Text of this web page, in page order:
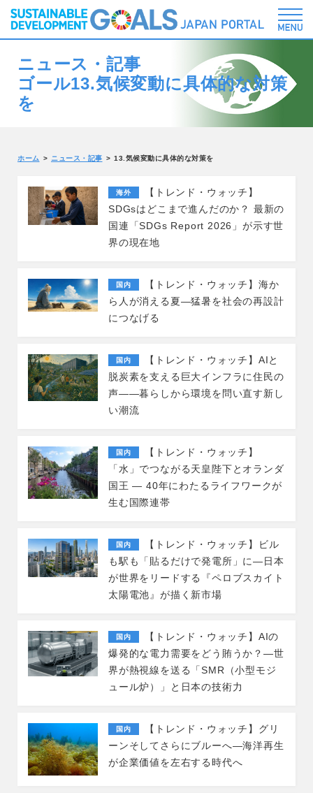
ニュース・記事
ゴール13.気候変動に具体的な対策
を
ホーム ニュース・記事 13.気候変動に具体的な対策を
海外
【トレンド・ウォッチ】
SDGsはどこまで進んだのか？ 最新の
国連「SDGs Report 2026」が示す世
界の現在地
国内
【トレンド・ウォッチ】海か
ら人が消える夏―猛暑を社会の再設計
につなげる
国内
【トレンド・ウォッチ】AIと
脱炭素を支える巨大インフラに住民の
声――暮らしから環境を問い直す新し
い潮流
国内
【トレンド・ウォッチ】
「水」でつながる天皇陛下とオランダ
国王 — 40年にわたるライフワークが
生む国際連帯
国内
【トレンド・ウォッチ】ビル
も駅も「貼るだけで発電所」に―日本
が世界をリードする『ペロブスカイト
太陽電池』が描く新市場
国内
【トレンド・ウォッチ】AIの
爆発的な電力需要をどう賄うか？―世
界が熱視線を送る「SMR（小型モジ
ュール炉）」と日本の技術力
国内
【トレンド・ウォッチ】グリ
ーンそしてさらにブルーへ―海洋再生
が企業価値を左右する時代へ